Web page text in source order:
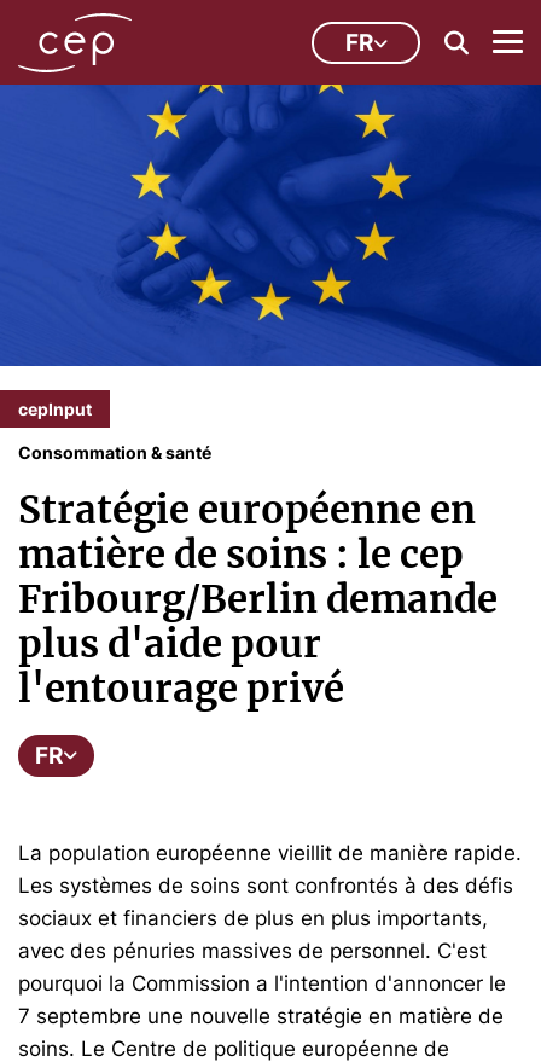
FR
cepInput
Consommation & santé
Stratégie européenne en
matière de soins : le cep
Fribourg/Berlin demande
plus d'aide pour
l'entourage privé
FR
La population européenne vieillit de manière rapide.
Les systèmes de soins sont confrontés à des défis
sociaux et financiers de plus en plus importants,
avec des pénuries massives de personnel. C'est
pourquoi la Commission a l'intention d'annoncer le
7 septembre une nouvelle stratégie en matière de
soins. Le Centre de politique européenne de